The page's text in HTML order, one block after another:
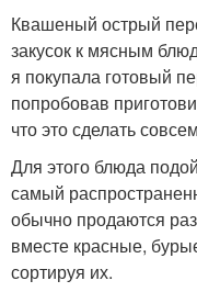
Квашеный острый
закусок к мясным
я покупала готовый
попробовав
что это сделать
Для этого блюда
самый
обычно продаются
вместе красные,
сортируя их.